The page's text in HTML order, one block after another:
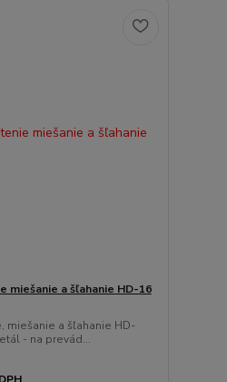
miešanie a šľahanie HD-16
miešanie a šľahanie HD-
- na prevád...